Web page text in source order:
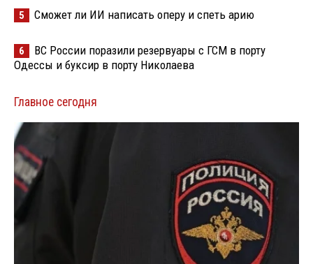
5 Сможет ли ИИ написать оперу и спеть арию
6
ВС России поразили резервуары с ГСМ в порту
Одессы и буксир в порту Николаева
Главное сегодня